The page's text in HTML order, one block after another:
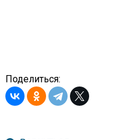
Поделиться: